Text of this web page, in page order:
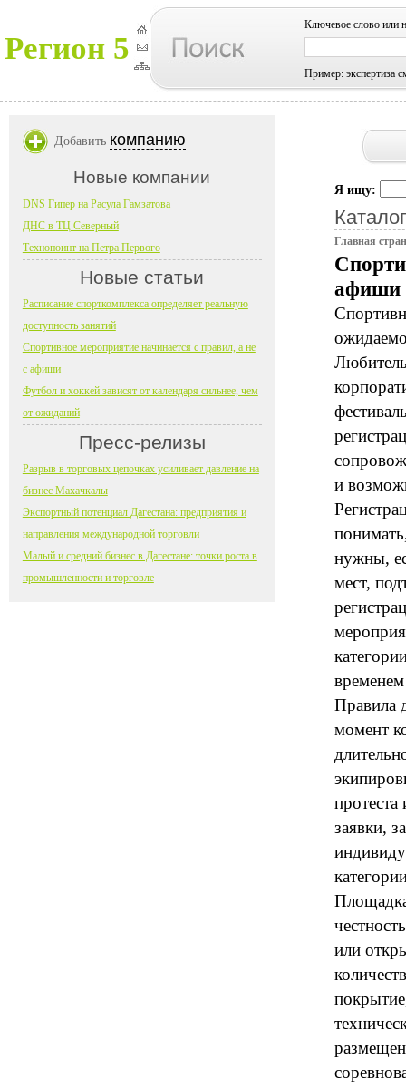
Регион 5
Ключевое слово или
Пример: экспертиза
Я ищу:
Главная
афиши
и
нужны,
мест,
временем
Правила
момент
заявки,
или
Добавить компанию
Новые компании
DNS Гипер на Расула Гамзатова
ДНС в ТЦ Северный
Технопоинт на Петра Первого
Новые статьи
Расписание спорткомплекса определяет реальную
доступность занятий
Спортивное мероприятие начинается с правил, а не
с афиши
Футбол и хоккей зависят от календаря сильнее, чем
от ожиданий
Пресс-релизы
Разрыв в торговых цепочках усиливает давление на
бизнес Махачкалы
Экспортный потенциал Дагестана: предприятия и
направления международной торговли
Малый и средний бизнес в Дагестане: точки роста в
промышленности и торговле